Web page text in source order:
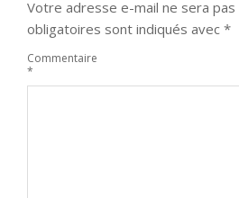
Votre adresse e-mail ne sera pas
obligatoires sont indiqués avec *
Commentaire
*